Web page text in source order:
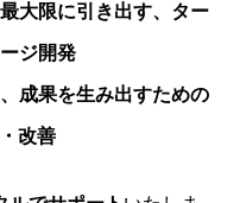
大限に引き出す、ター
ジ開発
成果を生み出すための
改善